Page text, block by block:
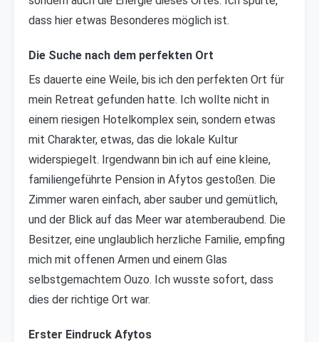
dass hier etwas Besonderes möglich ist.
Die Suche nach dem perfekten Ort
Es dauerte eine Weile, bis ich den perfekten Ort für
mein Retreat gefunden hatte. Ich wollte nicht in
einem riesigen Hotelkomplex sein, sondern etwas
mit Charakter, etwas, das die lokale Kultur
widerspiegelt. Irgendwann bin ich auf eine kleine,
familiengeführte Pension in Afytos gestoßen. Die
Zimmer waren einfach, aber sauber und gemütlich,
und der Blick auf das Meer war atemberaubend. Die
Besitzer, eine unglaublich herzliche Familie, empfing
mich mit offenen Armen und einem Glas
selbstgemachtem Ouzo. Ich wusste sofort, dass
dies der richtige Ort war.
Erster Eindruck Afytos